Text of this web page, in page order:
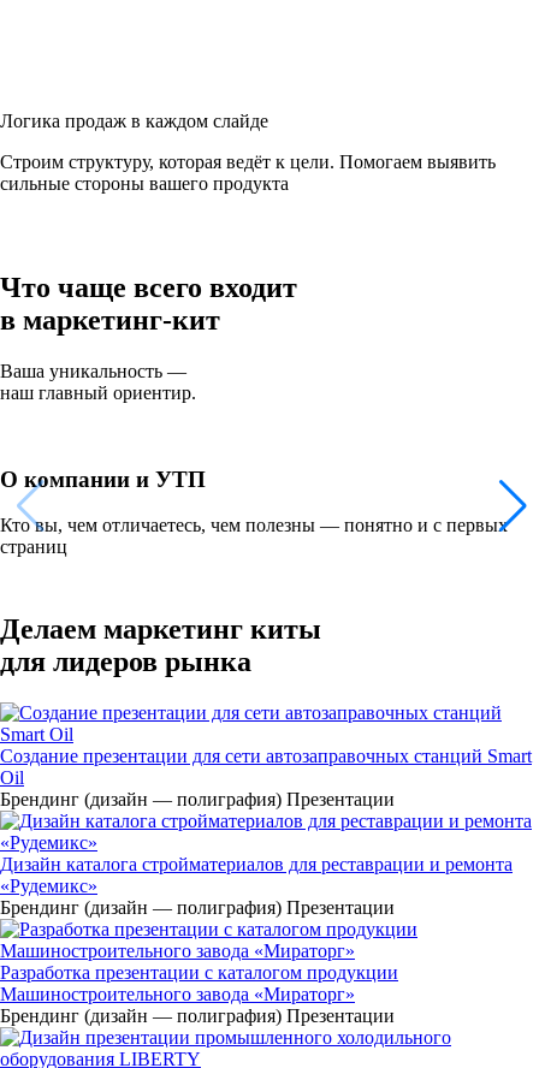
Логика продаж в каждом слайде
Строим структуру, которая ведёт к цели. Помогаем выявить
сильные стороны вашего продукта
Что чаще всего входит
в маркетинг-кит
Ваша уникальность —
наш главный ориентир.
О компании и УТП
Кто вы, чем отличаетесь, чем полезны — понятно и с первых
страниц
Делаем маркетинг киты
для лидеров рынка
Создание презентации для сети автозаправочных станций Smart
Oil
Брендинг (дизайн — полиграфия) Презентации
Дизайн каталога стройматериалов для реставрации и ремонта
«Рудемикс»
Брендинг (дизайн — полиграфия) Презентации
Разработка презентации с каталогом продукции
Машиностроительного завода «Мираторг»
Брендинг (дизайн — полиграфия) Презентации